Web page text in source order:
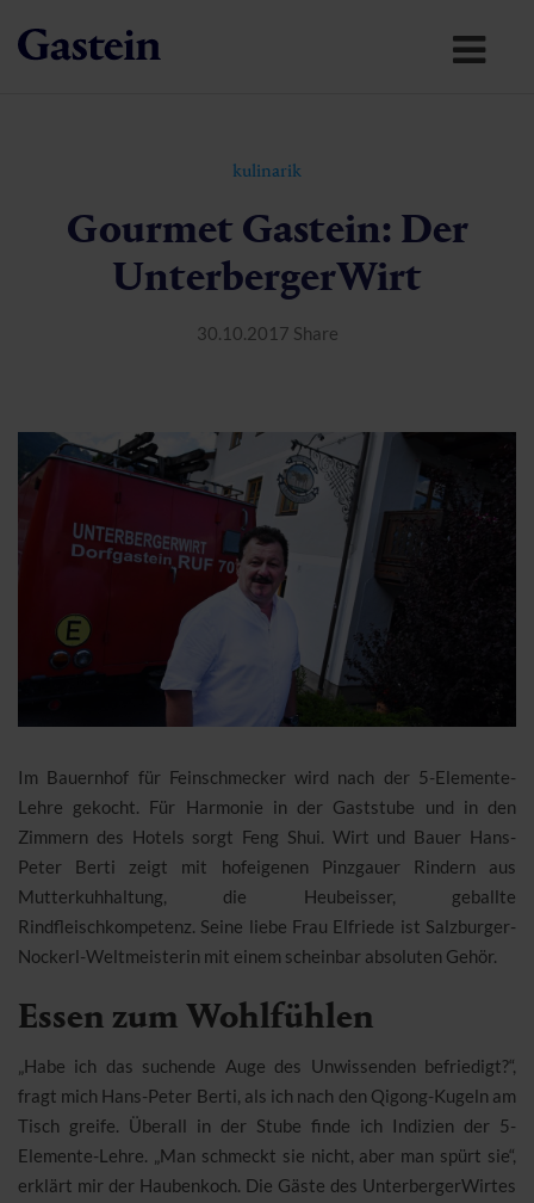
kulinarik
Gourmet Gastein: Der
UnterbergerWirt
30.10.2017 Share
Im Bauernhof für Feinschmecker wird nach der 5-Elemente-
Lehre gekocht. Für Harmonie in der Gaststube und in den
Zimmern des Hotels sorgt Feng Shui. Wirt und Bauer Hans-
Peter Berti zeigt mit hofeigenen Pinzgauer Rindern aus
Mutterkuhhaltung, die Heubeisser, geballte
Rindfleischkompetenz. Seine liebe Frau Elfriede ist Salzburger-
Nockerl-Weltmeisterin mit einem scheinbar absoluten Gehör.
Essen zum Wohlfühlen
„Habe ich das suchende Auge des Unwissenden befriedigt?“,
fragt mich Hans-Peter Berti, als ich nach den Qigong-Kugeln am
Tisch greife. Überall in der Stube finde ich Indizien der 5-
Elemente-Lehre. „Man schmeckt sie nicht, aber man spürt sie“,
erklärt mir der Haubenkoch. Die Gäste des UnterbergerWirtes